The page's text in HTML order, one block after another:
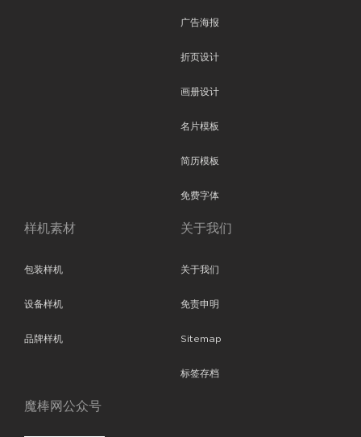
广告海报
折页设计
画册设计
名片模板
简历模板
免费字体
样机素材
包装样机
设备样机
品牌样机
关于我们
关于我们
免责申明
Sitemap
标签存档
魔棒网公众号